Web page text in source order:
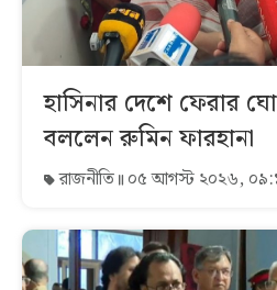
হাসিনার দেশে ফেরার
বললেন রুমিন ফারহানা
রাজনীতি ০৫ আগস্ট ২০২৬,